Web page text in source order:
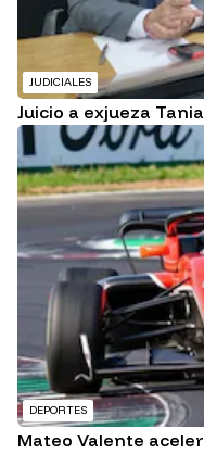
JUDICIALES
Juicio a exjueza
DEPORTES
Mateo Valente